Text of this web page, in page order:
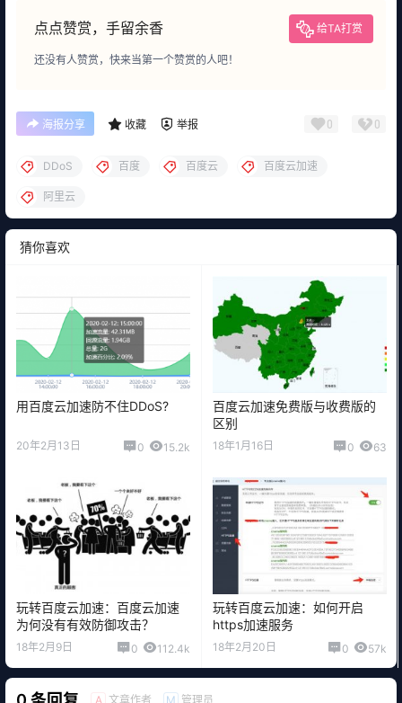
点点赞赏，手留余香 给TA打赏
还没有人赞赏，快来当第一个赞赏的人吧！
海报分享 收藏 举报 0 0
DDoS 百度 百度云 百度云加速
阿里云
猜你喜欢
用百度云加速防不住DDoS?
20年2月13日 0 15.2k
百度云加速免费版与收费版的
区别
18年1月16日 0 63
玩转百度云加速：百度云加速
为何没有有效防御攻击？
18年2月9日 0 112.4k
玩转百度云加速：如何开启
https加速服务
18年2月20日 0 57k
A 文章作者 M 管理员